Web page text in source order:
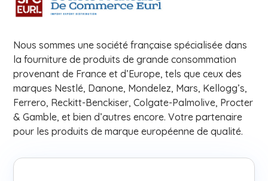
Nous sommes une société française spécialisée dans
la fourniture de produits de grande consommation
provenant de France et d’Europe, tels que ceux des
marques Nestlé, Danone, Mondelez, Mars, Kellogg’s,
Ferrero, Reckitt-Benckiser, Colgate-Palmolive, Procter
& Gamble, et bien d’autres encore. Votre partenaire
pour les produits de marque européenne de qualité.